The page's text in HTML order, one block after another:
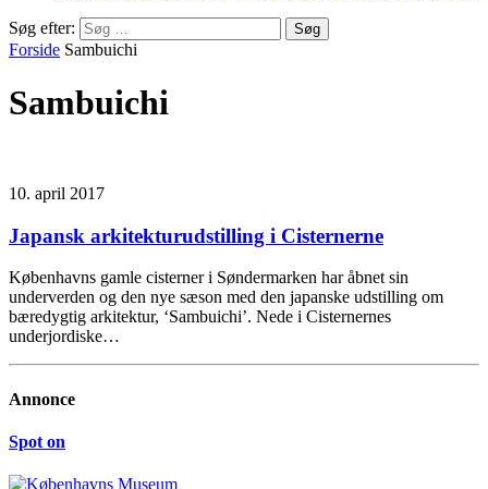
Søg efter:
Forside Sambuichi
Sambuichi
10. april 2017
Japansk arkitekturudstilling i Cisternerne
Københavns gamle cisterner i Søndermarken har åbnet sin
underverden og den nye sæson med den japanske udstilling om
bæredygtig arkitektur, ‘Sambuichi’. Nede i Cisternernes
underjordiske…
Annonce
Spot on